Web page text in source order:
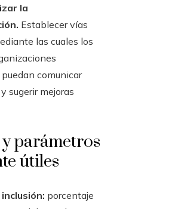
la
Establecer vías
las cuales los
comunicar
sugerir mejoras
parámetros
útiles
porcentaje